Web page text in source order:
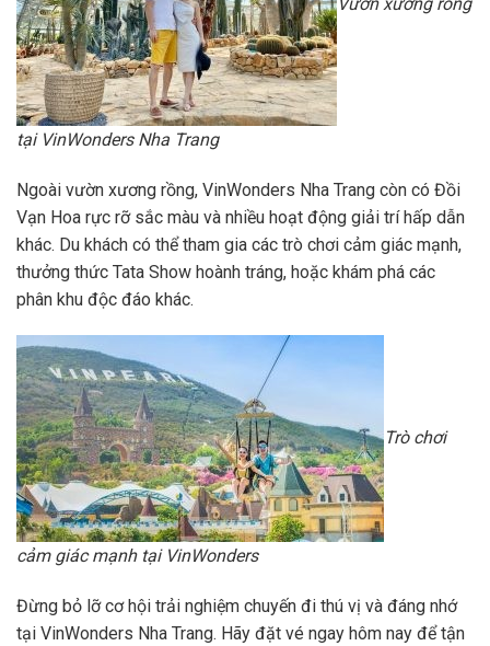
tại VinWonders Nha Trang
Ngoài vườn xương rồng, VinWonders Nha Trang còn có Đồi
Vạn Hoa rực rỡ sắc màu và nhiều hoạt động giải trí hấp dẫn
khác. Du khách có thể tham gia các trò chơi cảm giác mạnh,
thưởng thức Tata Show hoành tráng, hoặc khám phá các
phân khu độc đáo khác.
Trò chơi
cảm giác mạnh tại VinWonders
Đừng bỏ lỡ cơ hội trải nghiệm chuyến đi thú vị và đáng nhớ
tại VinWonders Nha Trang. Hãy đặt vé ngay hôm nay để tận